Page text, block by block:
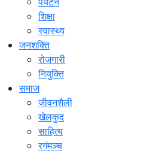
शिक्षा
स्वास्थ्य
जनशक्ति
रोजगारी
नियुक्ति
समाज
जीवनशैली
खेलकुद
साहित्य
रगंमञ्च